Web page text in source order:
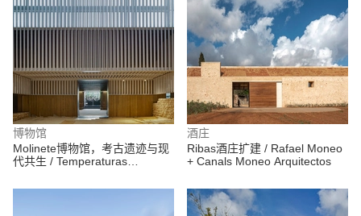
博物馆
Molinete博物馆，考古遗迹与现
代共生 / Temperaturas
酒庄
Ribas酒庄扩建 / Rafael Moneo
+ Canals Moneo Arquitectos